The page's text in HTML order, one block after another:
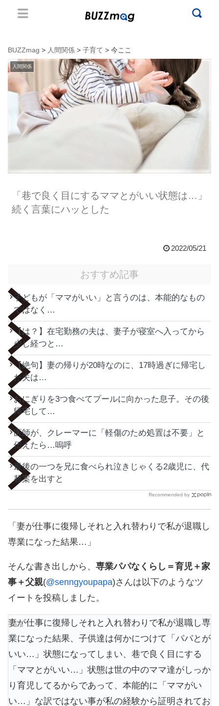
BUZZmag > 人間関係 > 子育て > 今ここ
人間関係
「巷で良く目にするママとがいい状態は…」
続く言葉にハッとした
2022/05/21
おすすめ記事
子どもが「ママがいい」と言うのは、本能的なもの
ではなく…
【は？】在宅勤務の夫は、妻子が寝室へ入ってから
少し経つと…
【絶句】妻の帰りが20時なのに、17時過ぎに帰宅し
た夫は…
おにぎりを3つ食べてプールに向かった息子。その後
帰宅して…
医師が、クレーマーに「軽傷のため処置は不要」と
伝えたら…嗚呼
最後の一つを兄に食べられ泣きじゃくる2歳児に、代
替案を出すと
Recommended by
「妻が仕事に復帰しそれと入れ替わりで私が退職し
専業になった結果…」
そんな書き出しから、 専業パパなくらし＝育児＋家
事＋父親(@senngyoupapa)さんは以下のようなツ
イートを投稿しました。
妻が仕事に復帰しそれと入れ替わりで私が退職し専
業になった結果、子供達は何かにつけて「パパとが
いい…」状態になってしまい、巷で良く目にする
「ママとがいい…」状態は世の中のママ達がしっか
り育児してるからであって、本能的に「ママがい
い…」な訳ではない事が私の経験から証明されてお